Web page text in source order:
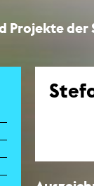
Projekte